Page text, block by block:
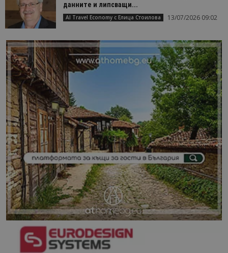
данните и липсващи...
AI Travel Economy с Елица Стоилова 13/07/2026 09:02